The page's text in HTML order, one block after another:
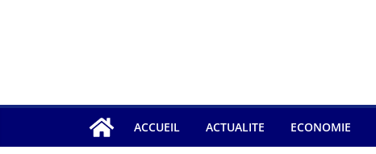
ACCUEIL ACTUALITE ECONOMIE